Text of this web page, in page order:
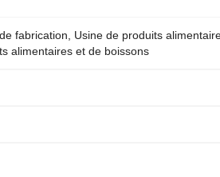
fabrication, Usine de produits
alimentaires et de boissons